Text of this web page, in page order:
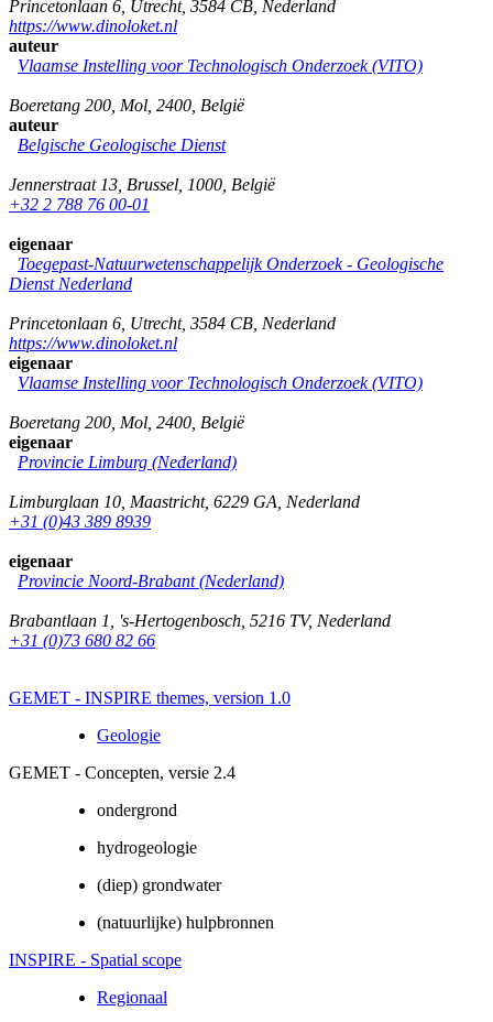
Princetonlaan 6 Utrecht, 3584 CB Nederland
https://www.dinoloket.nl
auteur
Vlaamse Instelling voor Technologisch Onderzoek (VITO)
Boeretang 200 Mol 2400 België
auteur
Belgische Geologische Dienst
Jennerstraat 13 Brussel 1000 België
+32 2 788 76 00-01
eigenaar
Toegepast-Natuurwetenschappelijk Onderzoek - Geologische
Dienst Nederland
Princetonlaan 6 Utrecht, 3584 CB Nederland
https://www.dinoloket.nl
eigenaar
Vlaamse Instelling voor Technologisch Onderzoek (VITO)
Boeretang 200 Mol 2400 België
eigenaar
Provincie Limburg (Nederland)
Limburglaan 10 Maastricht, 6229 GA Nederland
+31 (0)43 389 8939
eigenaar
Provincie Noord-Brabant (Nederland)
Brabantlaan 1 's-Hertogenbosch 5216 TV, Nederland
+31 (0)73 680 82 66
GEMET - INSPIRE themes, version 1.0
Geologie
GEMET - Concepten, versie 2.4
ondergrond
hydrogeologie
(diep) grondwater
(natuurlijke) hulpbronnen
INSPIRE - Spatial scope
Regionaal